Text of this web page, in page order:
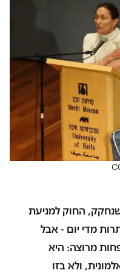
החוק למניעת
מדי יום - אבל
מרוצה: היא
ולא בזו